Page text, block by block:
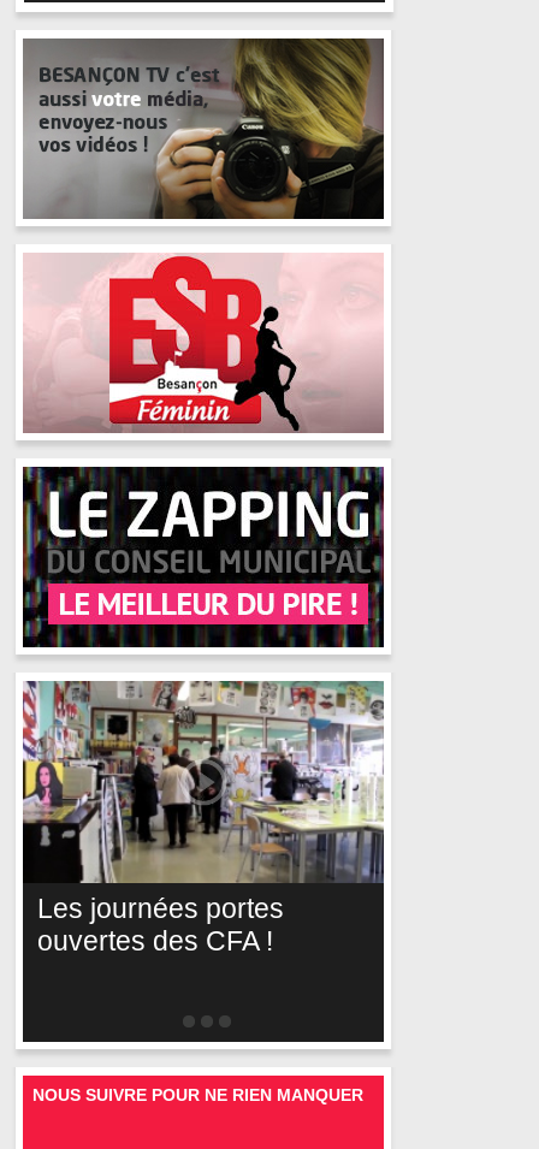
Les journées portes
ouvertes des CFA !
NOUS SUIVRE POUR NE RIEN MANQUER